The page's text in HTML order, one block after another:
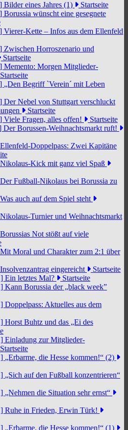
Bilder eines Jahres (1)
Startseite
Borussia wünscht eine gesegnete
Vierer-Kette – Infos aus dem Ellenfeld
Zwischen Horroszenario und
Startseite
Memento: Morgen Mitglieder-
Startseite
„Den Begriff `Verein´ mit Leben
Der Nebel von Stuttgart verschluckt
Startseite
Viele Fragen, alles offen!
Startseite
Der Borussen-Weihnachtsmarkt ruft!
Ellenfeld-Doppelpass: Zwei Kapitäne
Nikolaus-Kick mit ganz viel Spaß
Der Fußball-Nikolaus bei Borussia zu
Was auch auf dem Spiel steht
Nikolaus-Turnier und Weihnachtsmarkt
Borussias Not stößt auf viele
Mit Moral und Charakter zum 2:1 über
Insolvenzantrag eingereicht
Startseite
Ein letztes Mal?
Startseite
Kann Borussia der „black week”
Doppelpass: Aktuelles aus dem
Horst Buhtz und das „Ei des
Einladung zur Mitglieder-
Startseite
„Erbarme, die Hesse kommen!“ (2)
„Sich auf den Fußball konzentrieren“
„Nehmen die Situation sehr ernst“
Ruhe in Frieden, Erwin Türk!
„Erbarme, die Hesse kommen!“ (1)